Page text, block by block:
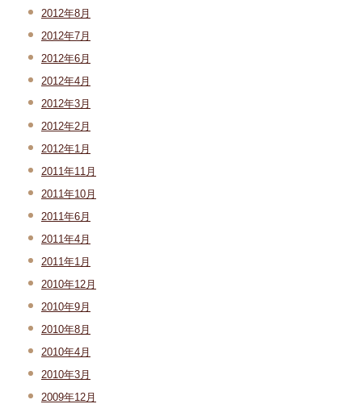
2012年8月
2012年7月
2012年6月
2012年4月
2012年3月
2012年2月
2012年1月
2011年11月
2011年10月
2011年6月
2011年4月
2011年1月
2010年12月
2010年9月
2010年8月
2010年4月
2010年3月
2009年12月